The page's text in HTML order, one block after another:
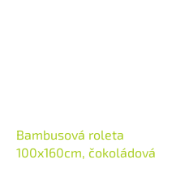
Bambusová roleta
100x160cm, čokoládová